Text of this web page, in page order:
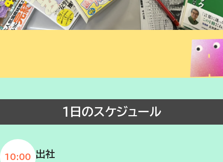
1日のスケジュール
10:00 出社